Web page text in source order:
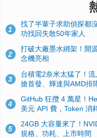
1
找了半輩子求助偵探都
功找回失散50年家人
2
打破大廠墨水綁架！開
念機亮相
3
台積電2奈米太猛了！
搶首發、輝達與AMD排
4
GitHub 狂攬 4 萬星！
美元 API 費，Token 消
5
24GB 大容量來了！
規格、功耗、上市時間